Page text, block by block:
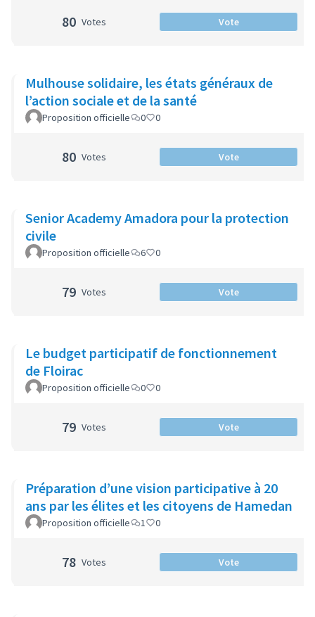
80 Votes Vote
Mulhouse solidaire, les états généraux de
l’action sociale et de la santé
Proposition officielle 0 0
80 Votes Vote
Senior Academy Amadora pour la protection
civile
Proposition officielle 6 0
79 Votes Vote
Le budget participatif de fonctionnement
de Floirac
Proposition officielle 0 0
79 Votes Vote
Préparation d’une vision participative à 20
ans par les élites et les citoyens de Hamedan
Proposition officielle 1 0
78 Votes Vote